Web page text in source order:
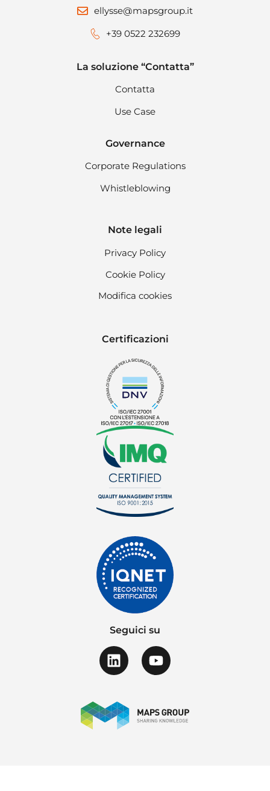
ellysse@mapsgroup.it
+39 0522 232699
La soluzione “Contatta”
Contatta
Use Case
Governance
Corporate Regulations
Whistleblowing
Note legali
Privacy Policy
Cookie Policy
Modifica cookies
Certificazioni
Seguici su